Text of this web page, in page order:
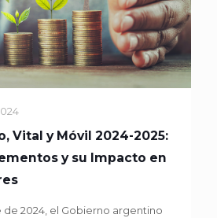
Vital y Móvil 2024-2025:
y su Impacto en
de 2024, el Gobierno argentino